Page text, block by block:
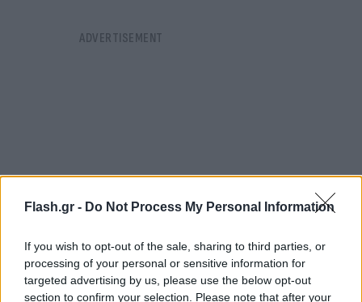
Flash.gr - Do Not Process My Personal Information
If you wish to opt-out of the sale, sharing to third parties, or
processing of your personal or sensitive information for
targeted advertising by us, please use the below opt-out
section to confirm your selection. Please note that after your